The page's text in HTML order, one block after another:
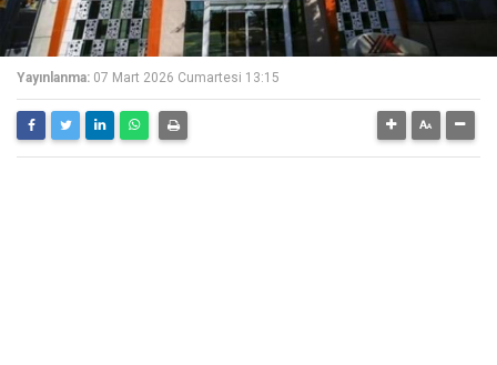
Yayınlanma: 07 Mart 2026 Cumartesi 13:15